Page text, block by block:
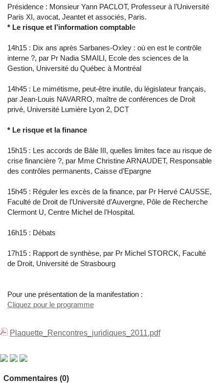
Présidence : Monsieur Yann PACLOT, Professeur à l’Université
Paris XI, avocat, Jeantet et associés, Paris.
* Le risque et l’information comptable
14h15 : Dix ans après Sarbanes-Oxley : où en est le contrôle
interne ?, par Pr Nadia SMAILI, Ecole des sciences de la
Gestion, Université du Québec à Montréal
14h45 : Le mimétisme, peut-être inutile, du législateur français,
par Jean-Louis NAVARRO, maître de conférences de Droit
privé, Université Lumière Lyon 2, DCT
* Le risque et la finance
15h15 : Les accords de Bâle III, quelles limites face au risque de
crise financière ?, par Mme Christine ARNAUDET, Responsable
des contrôles permanents, Caisse d’Epargne
15h45 : Réguler les excès de la finance, par Pr Hervé CAUSSE,
Faculté de Droit de l’Université d’Auvergne, Pôle de Recherche
Clermont U, Centre Michel de l'Hospital.
16h15 : Débats
17h15 : Rapport de synthèse, par Pr Michel STORCK, Faculté
de Droit, Université de Strasbourg
Pour une présentation de la manifestation :
Cliquez pour le programme
Plaquette_Rencontres_juridiques_2011.pdf
Commentaires (0)